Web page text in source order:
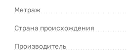
Метраж
Страна происхождения
Производитель